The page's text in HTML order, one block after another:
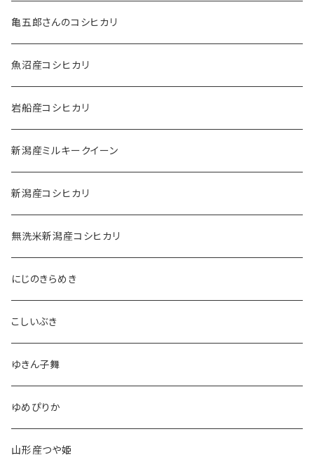
亀五郎さんのコシヒカリ
魚沼産コシヒカリ
岩船産コシヒカリ
新潟産ミルキークイーン
新潟産コシヒカリ
無洗米新潟産コシヒカリ
にじのきらめき
こしいぶき
ゆきん子舞
ゆめぴりか
山形産つや姫